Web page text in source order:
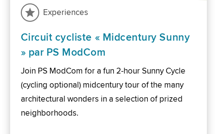
Experiences
Circuit cycliste « Midcentury Sunny
» par PS ModCom
Join PS ModCom for a fun 2-hour Sunny Cycle
(cycling optional) midcentury tour of the many
architectural wonders in a selection of prized
neighborhoods.